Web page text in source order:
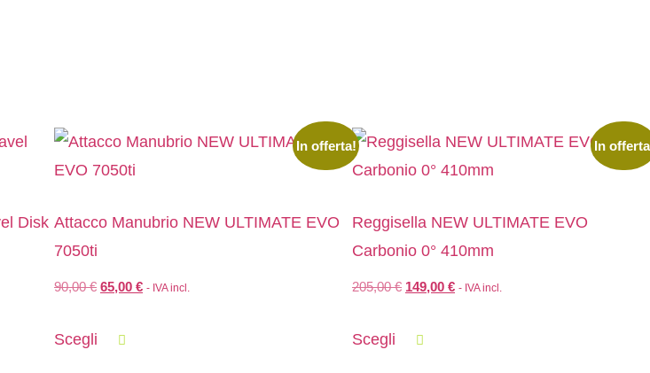
Disk
In offerta!
Attacco Manubrio NEW ULTIMATE EVO
7050ti
90,00€ 65,00 € - IVA incl.
Scegli
In
Reggisella NEW ULTIMATE EVO
Carbonio 0° 410mm
205,00€ 149,00 € - IVA incl.
Scegli